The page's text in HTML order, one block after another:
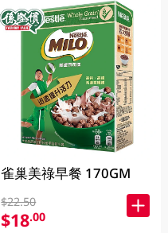
雀巢美祿早餐 170GM
$22.50
$18.00